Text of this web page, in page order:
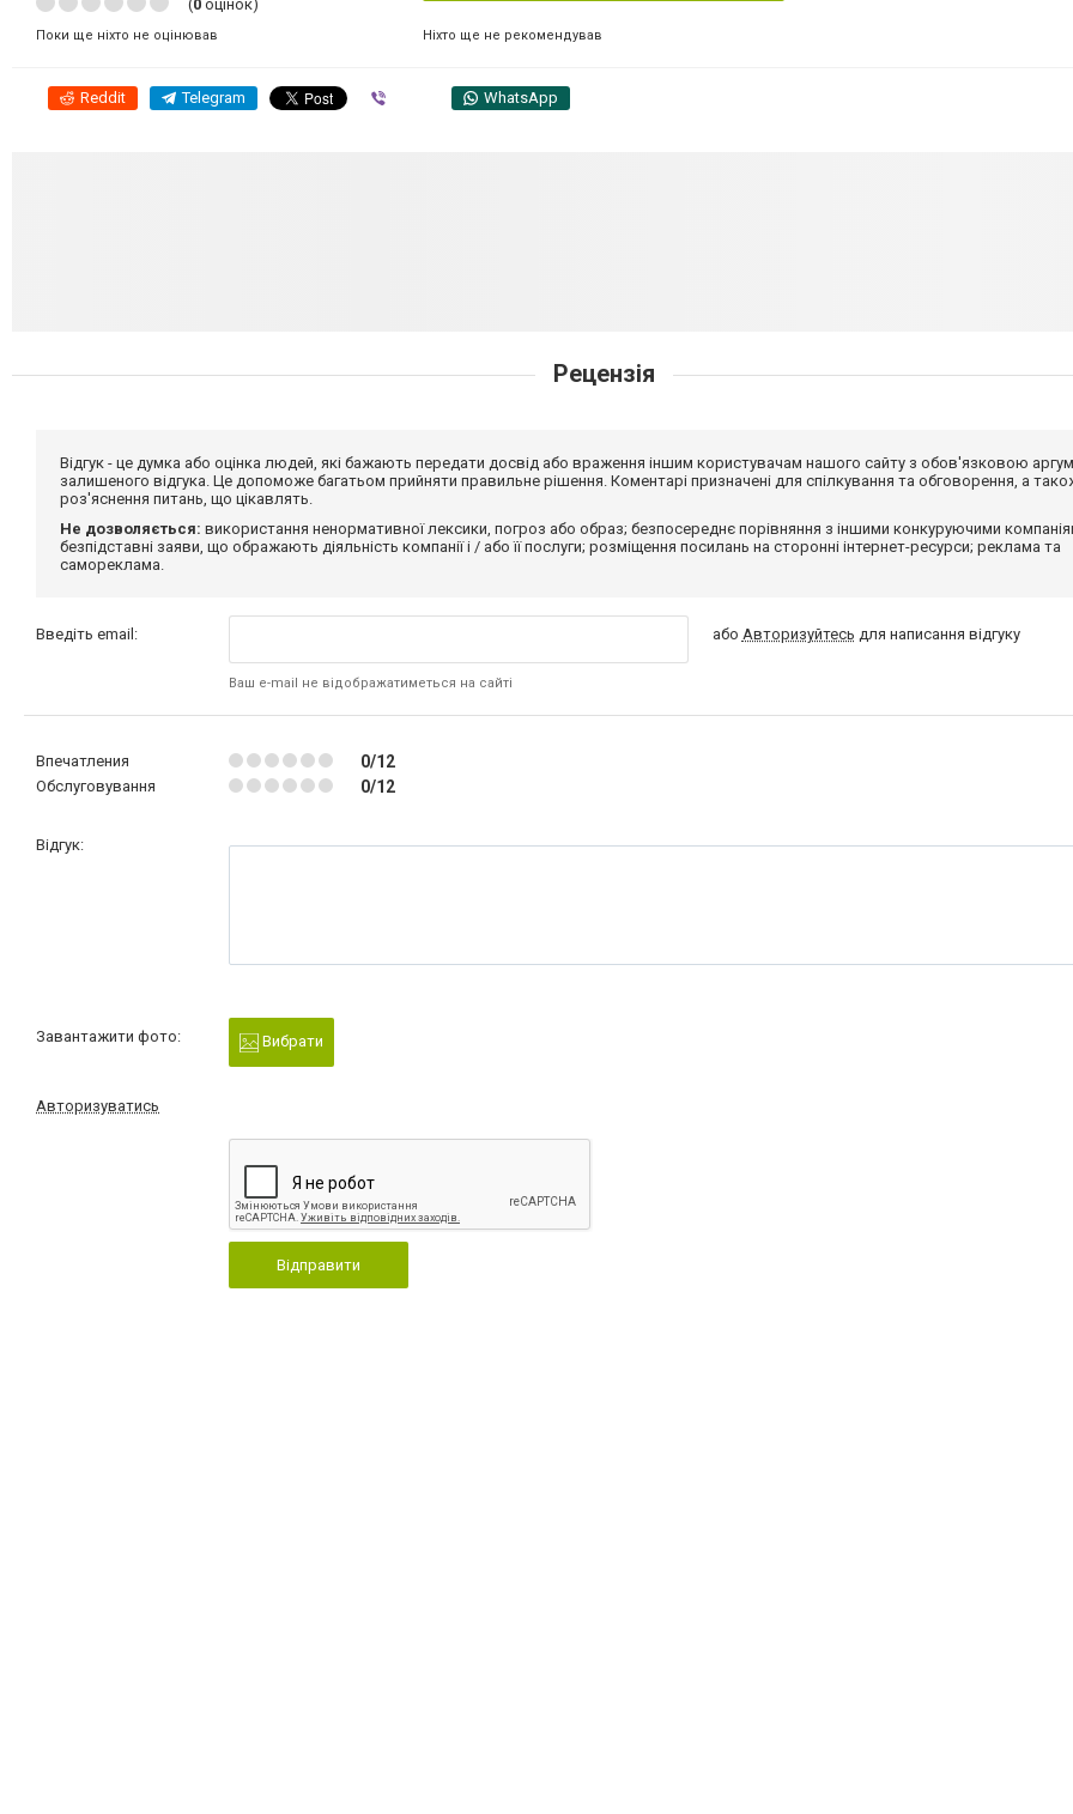
(0 оцінок)
Поки ще ніхто не оцінював Ніхто ще не рекомендував
Reddit Telegram WhatsApp
Рецензія
Відгук - це думка або оцінка людей, які бажають передати досвід або враження іншим користувачам нашого сайту з обов'язковою
залишеного відгука. Це допоможе багатьом прийняти правильне рішення. Коментарі призначені для спілкування та обговорення, а
роз'яснення питань, що цікавлять.
Не дозволяється: використання ненормативної лексики, погроз або образ; безпосереднє порівняння з іншими конкуруючими
безпідставні заяви, що ображають діяльність компанії і / або її послуги; розміщення посилань на сторонні інтернет-ресурси; реклама та
самореклама.
Введіть email:
Ваш e-mail не відображатиметься на сайті
або Авторизуйтесь для написання відгуку
Впечатления 0/12
Обслуговування 0/12
Відгук:
Завантажити фото: Вибрати
Авторизуватись
Відправити